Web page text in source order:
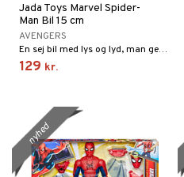
Jada Toys Marvel Spider-
Man Bil 15 cm
AVENGERS
En sej bil med lys og lyd, man genkender.
129 kr.
nyhed